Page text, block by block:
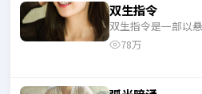
双生指令
双生指令是一部以
机、反转与人物成
78万